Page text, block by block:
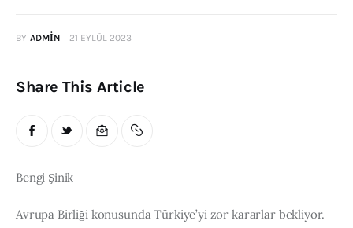
BY ADMIN 21 EYLÜL 2023
Share This Article
Bengi Şinik
Avrupa Birliği konusunda Türkiye’yi zor kararlar bekliyor.